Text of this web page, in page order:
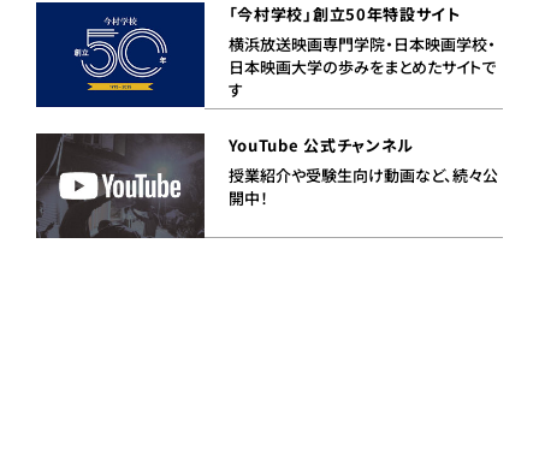
「今村学校」創立50年特設サイト
横浜放送映画専門学院・日本映画学校・
日本映画大学の歩みをまとめたサイトで
す
YouTube 公式チャンネル
授業紹介や受験生向け動画など、続々公
開中！